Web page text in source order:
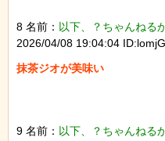
8 名前： 以下、？ちゃんねる
2026/04/08 19:04:04
抹茶ジオが美味い
9 名前： 以下、？ちゃんねる